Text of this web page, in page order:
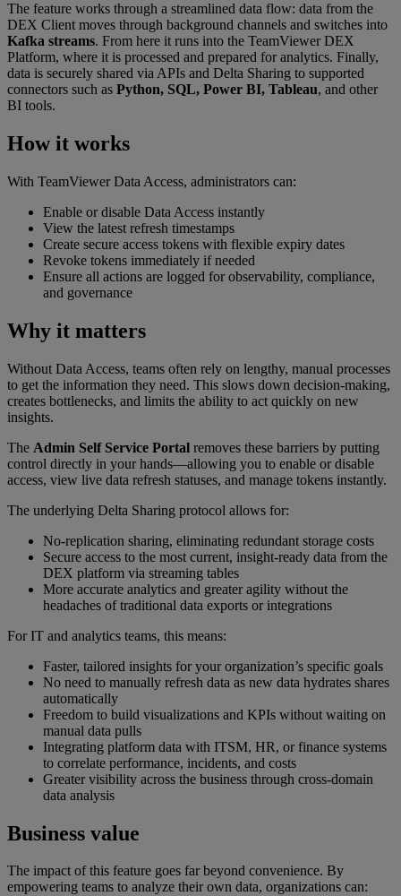
The feature works through a streamlined data flow: data from the
DEX Client moves through background channels and switches into
Kafka streams. From here it runs into the TeamViewer DEX
Platform, where it is processed and prepared for analytics. Finally,
data is securely shared via APIs and Delta Sharing to supported
connectors such as Python, SQL, Power BI, Tableau, and other
BI tools.
How it works
With TeamViewer Data Access, administrators can:
Enable or disable Data Access instantly
View the latest refresh timestamps
Create secure access tokens with flexible expiry dates
Revoke tokens immediately if needed
Ensure all actions are logged for observability, compliance,
and governance
Why it matters
Without Data Access, teams often rely on lengthy, manual processes
to get the information they need. This slows down decision-making,
creates bottlenecks, and limits the ability to act quickly on new
insights.
The Admin Self Service Portal removes these barriers by putting
control directly in your hands—allowing you to enable or disable
access, view live data refresh statuses, and manage tokens instantly.
The underlying Delta Sharing protocol allows for:
No-replication sharing, eliminating redundant storage costs
Secure access to the most current, insight-ready data from the
DEX platform via streaming tables
More accurate analytics and greater agility without the
headaches of traditional data exports or integrations
For IT and analytics teams, this means:
Faster, tailored insights for your organization’s specific goals
No need to manually refresh data as new data hydrates shares
automatically
Freedom to build visualizations and KPIs without waiting on
manual data pulls
Integrating platform data with ITSM, HR, or finance systems
to correlate performance, incidents, and costs
Greater visibility across the business through cross-domain
data analysis
Business value
The impact of this feature goes far beyond convenience. By
empowering teams to analyze their own data, organizations can: